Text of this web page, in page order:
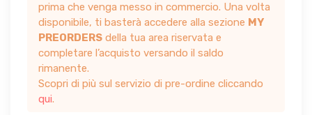
prima che venga messo in commercio. Una volta
disponibile, ti basterà accedere alla sezione MY
PREORDERS della tua area riservata e
completare l’acquisto versando il saldo
rimanente.
Scopri di più sul servizio di pre-ordine cliccando
qui.